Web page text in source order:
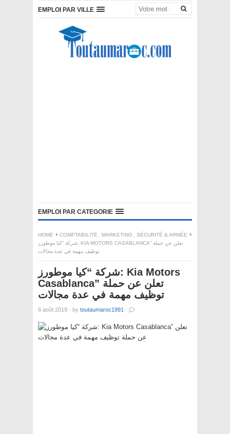
EMPLOI PAR VILLE
EMPLOI PAR CATEGORIE
HOME COMPTABILITÉ , MARKETING , SÉCURITÉ & ARMÉE
شركة “كيا موطورز: KIA MOTORS CASABLANCA” تعلن عن حملة
توظيف مهمة في عدة مجالات
شركة “كيا موطورز: Kia Motors
Casablanca” تعلن عن حملة
توظيف مهمة في عدة مجالات
6 août 2019 · by toutaumaroc1991 ·